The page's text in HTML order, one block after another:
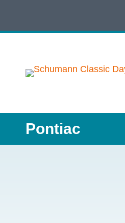
Pontiac